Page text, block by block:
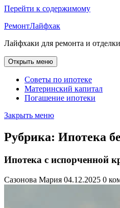
Перейти к содержимому
РемонтЛайфхак
Лайфхаки для ремонта и отделки
Открыть меню
Советы по ипотеке
Материнский капитал
Погашение ипотеки
Закрыть меню
Рубрика: Ипотека
Ипотека с испорченной
Сазонова Мария 04.12.2025 0